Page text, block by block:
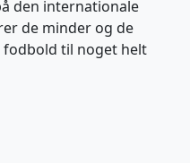
den internationale
de minder og de
til noget helt